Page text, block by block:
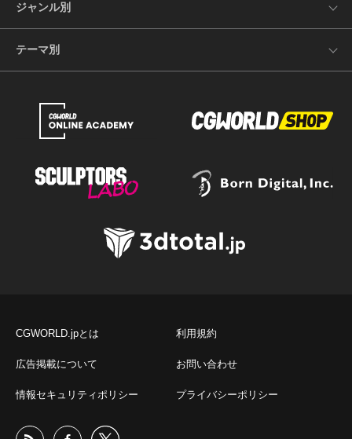
ジャンル別
テーマ別
CGWORLD.jpとは 利用規約
広告掲載について お問い合わせ
情報セキュリティポリシー プライバシーポリシー